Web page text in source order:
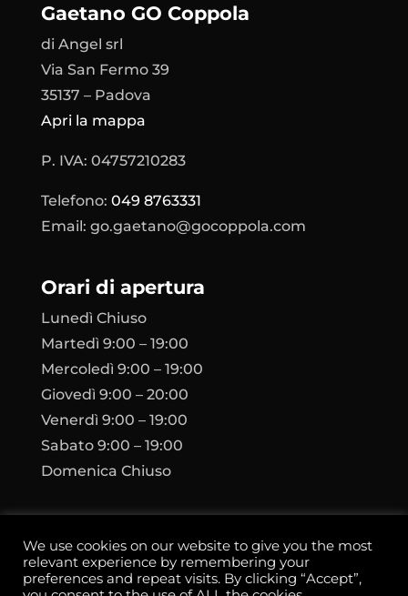
Gaetano GO Coppola
di Angel srl
Via San Fermo 39
35137 – Padova
Apri la mappa
P. IVA: 04757210283
Telefono: ‬049 8763331
Email: go.gaetano@gocoppola.com
Orari di apertura
Lunedì Chiuso
Martedì 9:00 – 19:00
Mercoledì 9:00 – 19:00
Giovedì 9:00 – 20:00
Venerdì 9:00 – 19:00
Sabato 9:00 – 19:00
Domenica Chiuso
We use cookies on our website to give you the most
relevant experience by remembering your
preferences and repeat visits. By clicking “Accept”,